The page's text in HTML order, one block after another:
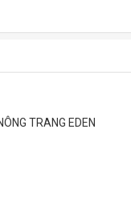
TRANG EDEN